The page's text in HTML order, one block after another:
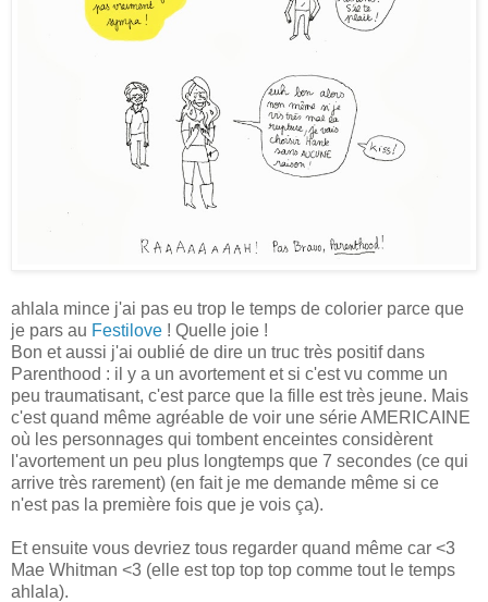
ahlala mince j'ai pas eu trop le temps de colorier parce que
je pars au Festilove ! Quelle joie !
Bon et aussi j'ai oublié de dire un truc très positif dans
Parenthood : il y a un avortement et si c'est vu comme un
peu traumatisant, c'est parce que la fille est très jeune. Mais
c'est quand même agréable de voir une série AMERICAINE
où les personnages qui tombent enceintes considèrent
l'avortement un peu plus longtemps que 7 secondes (ce qui
arrive très rarement) (en fait je me demande même si ce
n'est pas la première fois que je vois ça).
Et ensuite vous devriez tous regarder quand même car <3
Mae Whitman <3 (elle est top top top comme tout le temps
ahlala).